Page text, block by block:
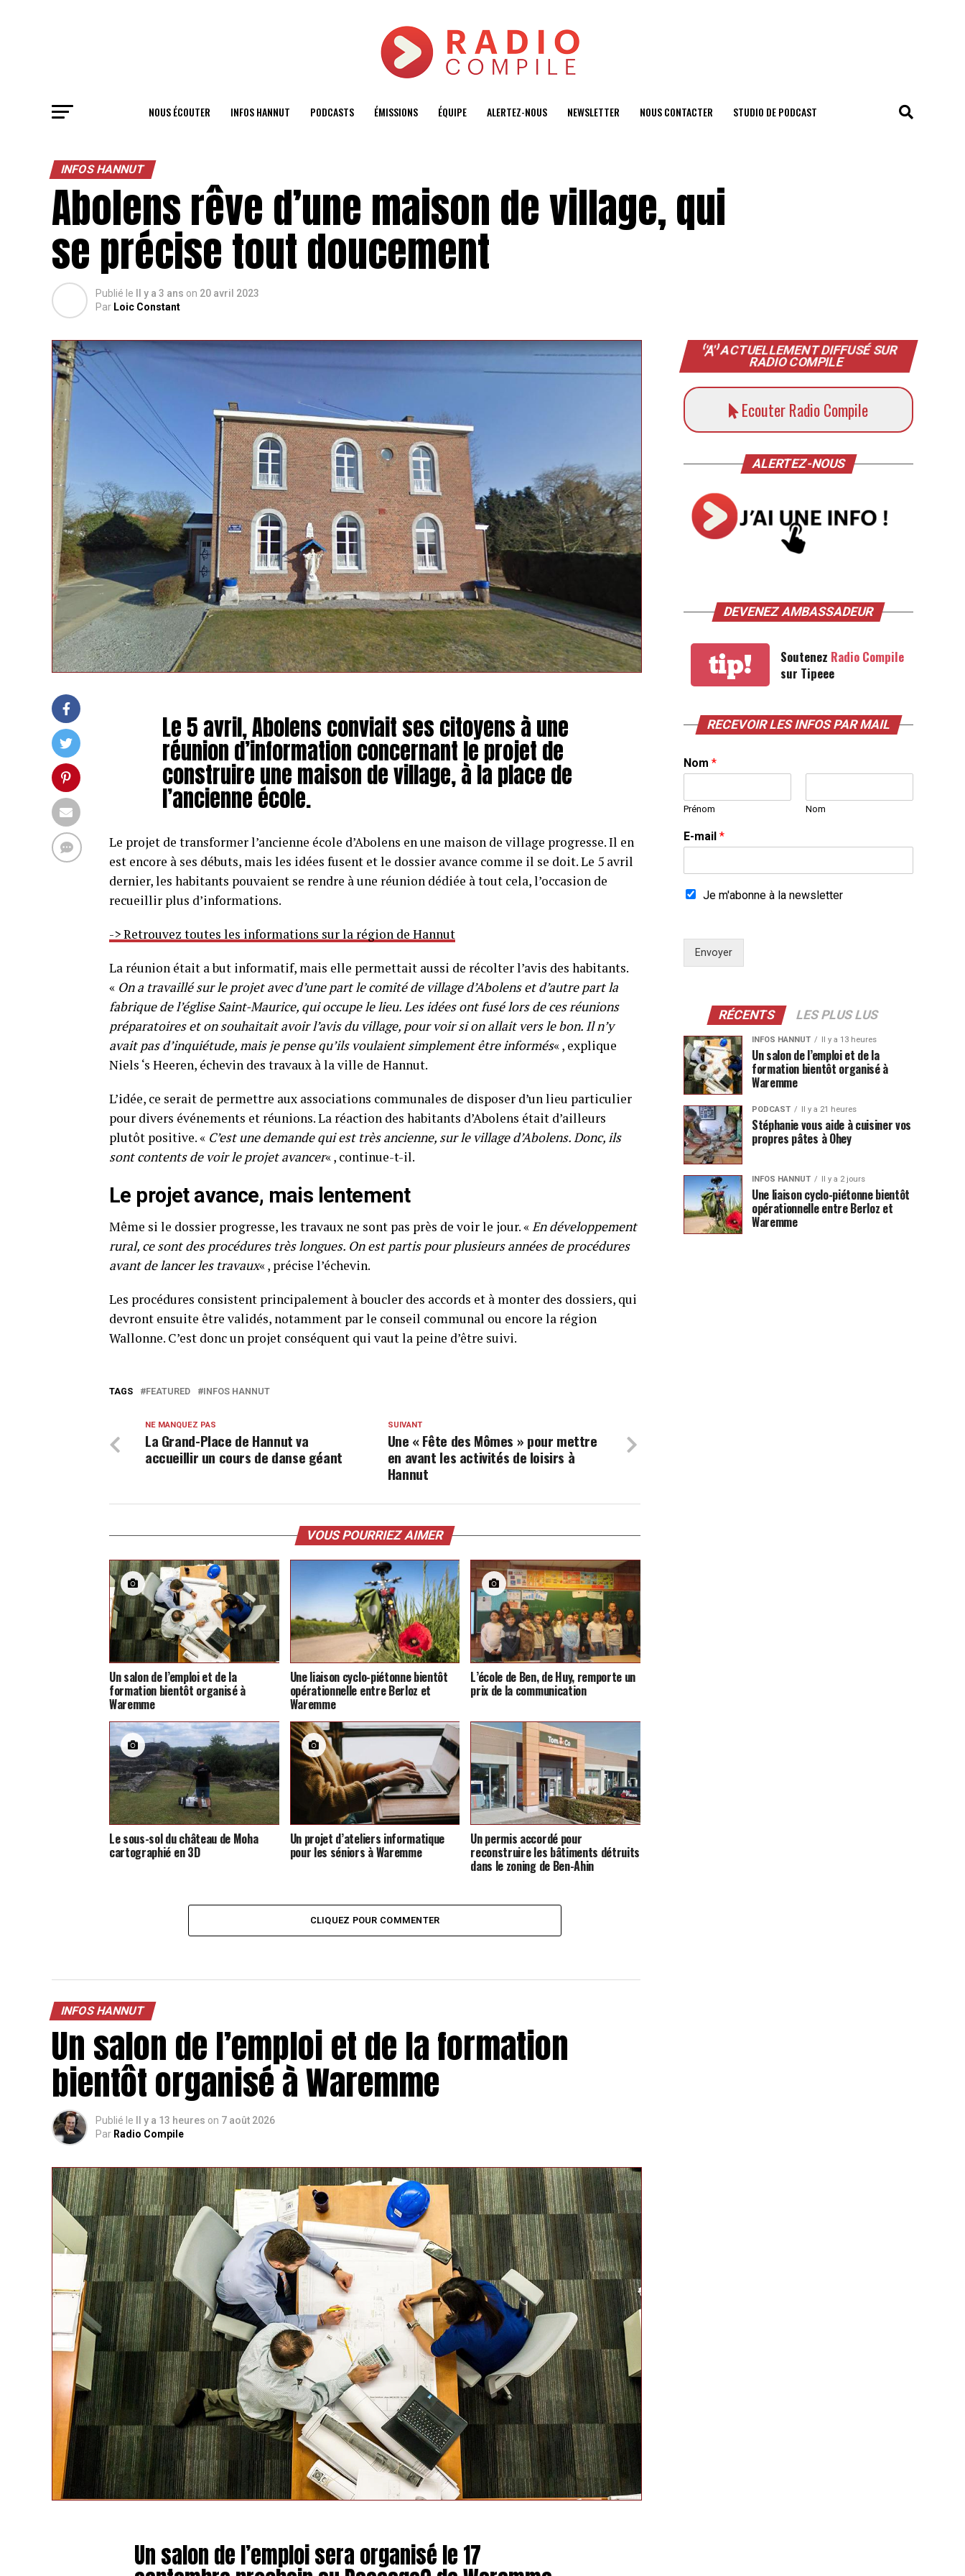
NOUS ÉCOUTER INFOS HANNUT PODCASTS ÉMISSIONS ÉQUIPE ALERTEZ-NOUS NEWSLETTER NOUS CONTACTER STUDIO DE PODCAST
INFOS HANNUT
Abolens rêve d’une maison de village, qui
se précise tout doucement
Publié le Il y a 3 ans on 20 avril 2023
Par Loic Constant
Le 5 avril, Abolens conviait ses citoyens à une
réunion d’information concernant le projet de
construire une maison de village, à la place de
l’ancienne école.
Le projet de transformer l’ancienne école d’Abolens en une maison de village progresse. Il en
est encore à ses débuts, mais les idées fusent et le dossier avance comme il se doit. Le 5 avril
dernier, les habitants pouvaient se rendre à une réunion dédiée à tout cela, l’occasion de
recueillir plus d’informations.
-> Retrouvez toutes les informations sur la région de Hannut
La réunion était a but informatif, mais elle permettait aussi de récolter l’avis des habitants.
« On a travaillé sur le projet avec d’une part le comité de village d’Abolens et d’autre part la
fabrique de l’église Saint-Maurice, qui occupe le lieu. Les idées ont fusé lors de ces réunions
préparatoires et on souhaitait avoir l’avis du village, pour voir si on allait vers le bon. Il n’y
avait pas d’inquiétude, mais je pense qu’ils voulaient simplement être informés« , explique
Niels ‘s Heeren, échevin des travaux à la ville de Hannut.
L’idée, ce serait de permettre aux associations communales de disposer d’un lieu particulier
pour divers événements et réunions. La réaction des habitants d’Abolens était d’ailleurs
plutôt positive. « C’est une demande qui est très ancienne, sur le village d’Abolens. Donc, ils
sont contents de voir le projet avancer« , continue-t-il.
Le projet avance, mais lentement
Même si le dossier progresse, les travaux ne sont pas près de voir le jour. «En développement
rural, ce sont des procédures très longues. On est partis pour plusieurs années de procédures
avant de lancer les travaux« , précise l’échevin.
Les procédures consistent principalement à boucler des accords et à monter des dossiers, qui
devront ensuite être validés, notamment par le conseil communal ou encore la région
Wallonne. C’est donc un projet conséquent qui vaut la peine d’être suivi.
TAGS FEATURED INFOS HANNUT
SUIVANT
Une « Fête des Mômes » pour mettre
en avant les activités de loisirs à
Hannut
NE MANQUEZ PAS
La Grand-Place de Hannut va
accueillir un cours de danse géant
VOUS POURRIEZ AIMER
Un salon de l’emploi et de la
formation bientôt organisé à
Waremme
Une liaison cyclo-piétonne bientôt
opérationnelle entre Berloz et
Waremme
L’école de Ben, de Huy, remporte un
prix de la communication
Le sous-sol du château de Moha
cartographié en 3D
Un projet d’ateliers informatique
pour les séniors à Waremme
Un permis accordé pour
reconstruire les bâtiments détruits
dans le zoning de Ben-Ahin
CLIQUEZ POUR COMMENTER
INFOS HANNUT
Un salon de l’emploi et de la formation
bientôt organisé à Waremme
Publié le Il y a 13 heures on 7 août 2026
Par Radio Compile
Un salon de l’emploi sera organisé le 17
ACTUELLEMENT DIFFUSÉ SUR
RADIO COMPILE
Ecouter Radio Compile
ALERTEZ-NOUS
DEVENEZ AMBASSADEUR
tip! Soutenez Radio Compile
sur Tipeee
RECEVOIR LES INFOS PAR MAIL
Nom *
Prénom Nom
E-mail *
Je m'abonne à la newsletter
Envoyer
RÉCENTS LES PLUS LUS
INFOS HANNUT Il y a 13 heures
Un salon de l’emploi et de la
formation bientôt organisé à
Waremme
PODCAST Il y a 21 heures
Stéphanie vous aide à cuisiner vos
propres pâtes à Ohey
INFOS HANNUT Il y a 2 jours
Une liaison cyclo-piétonne bientôt
opérationnelle entre Berloz et
Waremme